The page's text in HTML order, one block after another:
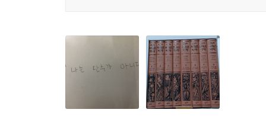
주술사를 뜻하는 용어로, 이영도가 작품을 늘 새
작품이 등록되길 기다리게 된 팬들이 자신을 잠
쉽게 찾아볼 수 없을 만큼 정교하게 구성된 플
그야말로 다양한 기록을 남겼다.